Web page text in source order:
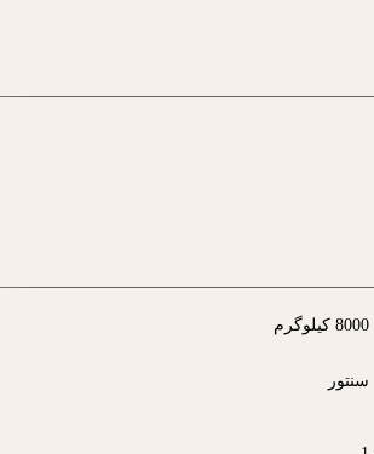
8000 کیلوگرم
سنتور